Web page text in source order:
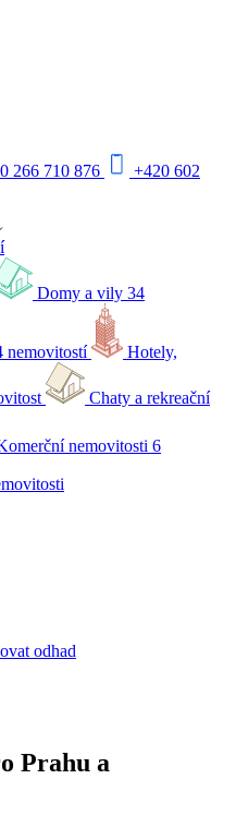
266 710 876
+420 602
Domy a vily 34
nemovitostí Hotely,
Chaty a rekreační
nemovitosti 6
odhad
Prahu a